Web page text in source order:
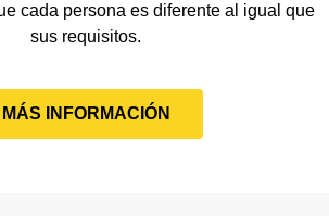
cada persona es diferente al igual que
sus requisitos.
MÁS INFORMACIÓN